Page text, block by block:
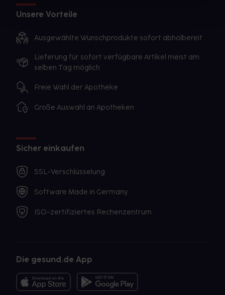
Unsere Vorteile
Ausgewählte Wunschprodukte sofort abholbereit
Lieferung für sofort verfügbare Artikel meist am
selben Tag möglich
Freie Wahl der Apotheke
Große Auswahl an Apotheken
Sicher einkaufen
SSL-Verschlüsselung
Software Made in Germany
ISO-zertifiziertes Rechenzentrum
Die gesund.de App